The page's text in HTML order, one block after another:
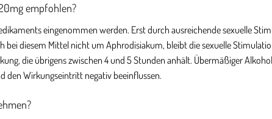
empfohlen?
eingenommen werden. Erst durch ausreichende sexuelle
bei diesem Mittel nicht um Aphrodisiakum, bleibt die sexuelle
die übrigens zwischen 4 und 5 Stunden anhält. Übermäßiger
den Wirkungseintritt negativ beeinflussen.